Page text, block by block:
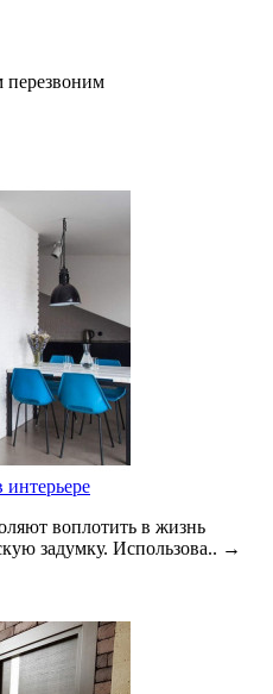
перезвоним
воплотить в жизнь
задумку. Использова.. →